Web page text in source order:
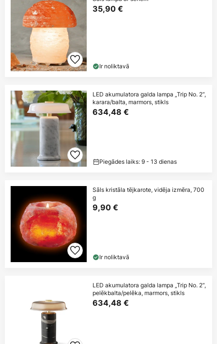
35,90 €
Ir noliktavā
LED akumulatora galda lampa „Trip No. 2“,
karara/balta, marmors, stikls
634,48 €
Piegādes laiks: 9 - 13 dienas
Sāls kristāla tējkarote, vidēja izmēra, 700
g
9,90 €
Ir noliktavā
LED akumulatora galda lampa „Trip No. 2“,
pelēkbalta/pelēka, marmors, stikls
634,48 €